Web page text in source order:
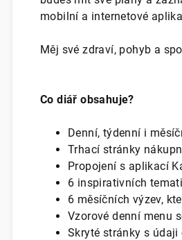
mobilní a internetové
Měj své zdraví, pohyb a
Co diář obsahuje?
Denní, týdenní i
Trhací stránky
Propojení s aplikací
6 inspirativních
6 měsíčních výzev,
Vzorové denní menu
Skryté stránky s údaji